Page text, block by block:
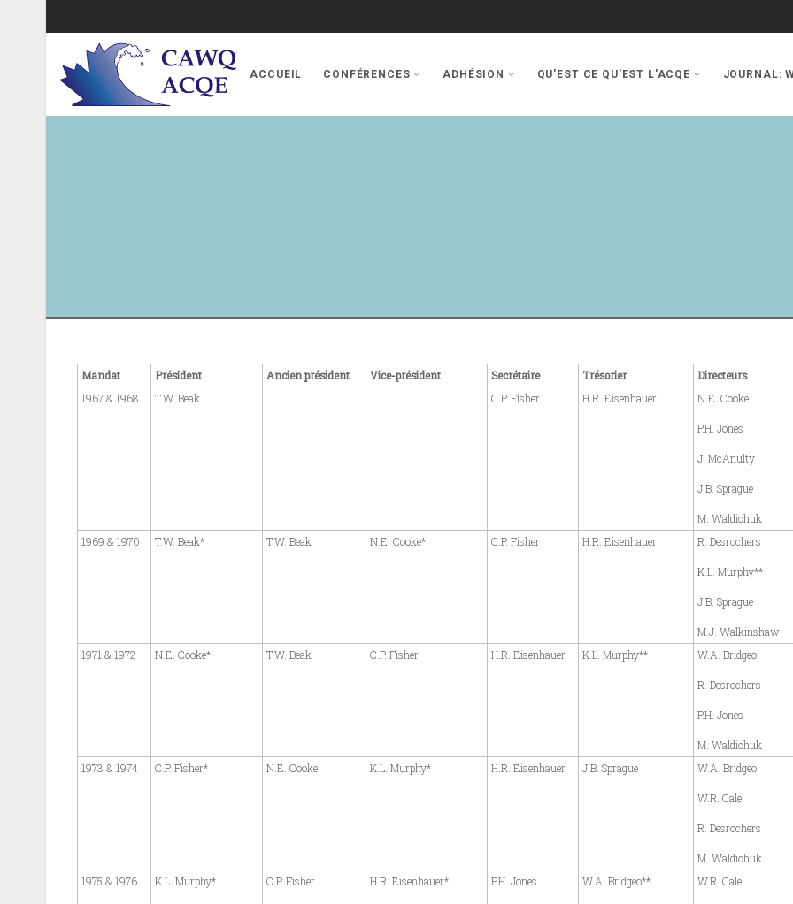
ACCUEIL CONFÉRENCES ADHÉSION QU'EST CE QU'EST L'ACQE JOURNAL:
Mandat Président Ancien président Vice-président Secrétaire Trésorier
Directeurs
1967 & 1968
T.W. Beak C.P. Fisher H.R. Eisenhauer N.E. Cooke
P.H. Jones
J. McAnulty
J.B. Sprague
M. Waldichuk
1969 & 1970
T.W. Beak* T.W. Beak N.E. Cooke* C.P. Fisher H.R. Eisenhauer R. Desrochers
K.L. Murphy**
J.B. Sprague
M.J. Walkinshaw
1971 & 1972
N.E. Cooke* T.W. Beak C.P. Fisher H.R. Eisenhauer K.L. Murphy** W.A. Bridgeo
R. Desrochers
P.H. Jones
M. Waldichuk
1973 & 1974
C.P. Fisher* N.E. Cooke K.L. Murphy* H.R. Eisenhauer J.B. Sprague W.A. Bridgeo
W.R. Cale
R. Desrochers
M. Waldichuk
1975 & 1976
K.L. Murphy* C.P. Fisher H.R. Eisenhauer* P.H. Jones W.A. Bridgeo** W.R. Cale